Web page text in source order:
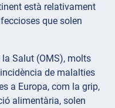
està relativament
que solen
Salut (OMS), molts
de malalties
a Europa, com la grip,
alimentària, solen